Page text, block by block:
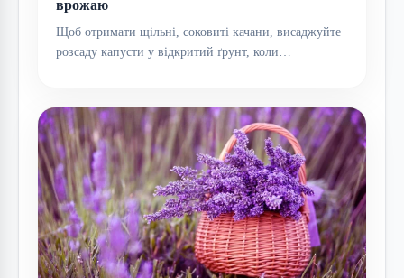
врожаю
Щоб отримати щільні, соковиті качани, висаджуйте
розсаду капусти у відкритий ґрунт, коли…